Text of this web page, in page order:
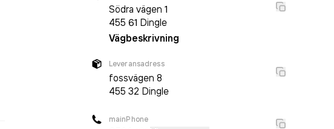
Södra vägen 1
455 61 Dingle
Vägbeskrivning
Leveransadress
fossvägen 8
455 32 Dingle
mainPhone